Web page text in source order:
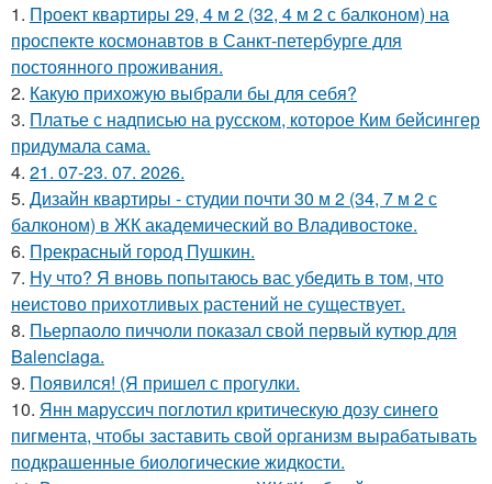
1. Проект квартиры 29, 4 м 2 (32, 4 м 2 с балконом) на
проспекте космонавтов в Санкт-петербурге для
постоянного проживания.
2. Какую прихожую выбрали бы для себя?
3. Платье с надписью на русском, которое Ким бейсингер
придумала сама.
4. 21. 07-23. 07. 2026.
5. Дизайн квартиры - студии почти 30 м 2 (34, 7 м 2 с
балконом) в ЖК академический во Владивостоке.
6. Прекрасный город Пушкин.
7. Ну что? Я вновь попытаюсь вас убедить в том, что
неистово прихотливых растений не существует.
8. Пьерпаоло пиччоли показал свой первый кутюр для
Balenciaga.
9. Появился! (Я пришел с прогулки.
10. Янн маруссич поглотил критическую дозу синего
пигмента, чтобы заставить свой организм вырабатывать
подкрашенные биологические жидкости.